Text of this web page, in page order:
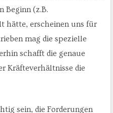
Beginn (z.B.
hätte, erscheinen uns für
mag die spezielle
schafft die genaue
Kräfteverhältnisse die
sein, die Forderungen